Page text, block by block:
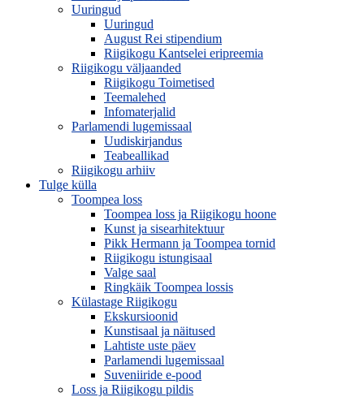
Uuringud
Uuringud
August Rei stipendium
Riigikogu Kantselei eripreemia
Riigikogu väljaanded
Riigikogu Toimetised
Teemalehed
Infomaterjalid
Parlamendi lugemissaal
Uudiskirjandus
Teabeallikad
Riigikogu arhiiv
Tulge külla
Toompea loss
Toompea loss ja Riigikogu hoone
Kunst ja sisearhitektuur
Pikk Hermann ja Toompea tornid
Riigikogu istungisaal
Valge saal
Ringkäik Toompea lossis
Külastage Riigikogu
Ekskursioonid
Kunstisaal ja näitused
Lahtiste uste päev
Parlamendi lugemissaal
Suveniiride e-pood
Loss ja Riigikogu pildis